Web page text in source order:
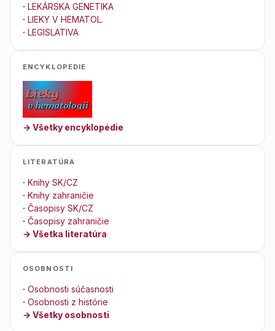
· LEKÁRSKA GENETIKA
· LIEKY V HEMATOL.
· LEGISLATIVA
ENCYKLOPEDIE
→ Všetky encyklopédie
LITERATÚRA
· Knihy SK/CZ
· Knihy zahraničie
· Časopisy SK/CZ
· Časopisy zahraničie
→ Všetka literatúra
OSOBNOSTI
· Osobnosti súčasnosti
· Osobnosti z histórie
→ Všetky osobnosti